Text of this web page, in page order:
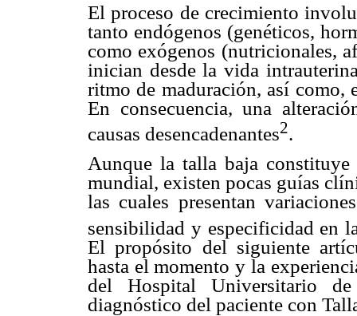
El proceso de crecimiento
tanto endógenos (genéticos,
como exógenos (nutricionales,
inician desde la vida
ritmo de maduración, así como,
En consecuencia, una
causas desencadenantes2.
Aunque la talla baja
mundial, existen pocas guías
las cuales presentan
sensibilidad y especificidad en
El propósito del siguiente
hasta el momento y la
del Hospital Universitario
diagnóstico del paciente con